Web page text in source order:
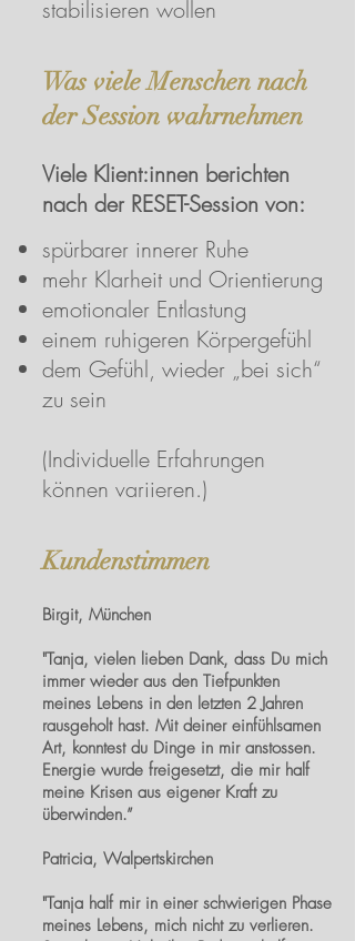
stabilisieren wollen
Was viele Menschen nach
der Session wahrnehmen
Viele Klient:innen berichten
nach der RESET-Session von:
spürbarer innerer Ruhe
mehr Klarheit und Orientierung
emotionaler Entlastung
einem ruhigeren Körpergefühl
dem Gefühl, wieder „bei sich“
zu sein
(Individuelle Erfahrungen
können variieren.)
Kundenstimmen
Birgit, München
"Tanja, vielen lieben Dank, dass Du mich
immer wieder aus den Tiefpunkten
meines Lebens in den letzten 2 Jahren
rausgeholt hast. Mit deiner einfühlsamen
Art, konntest du Dinge in mir anstossen.
Energie wurde freigesetzt, die mir half
meine Krisen aus eigener Kraft zu
überwinden.”
Patricia, Walpertskirchen
"Tanja half mir in einer schwierigen Phase
meines Lebens, mich nicht zu verlieren.